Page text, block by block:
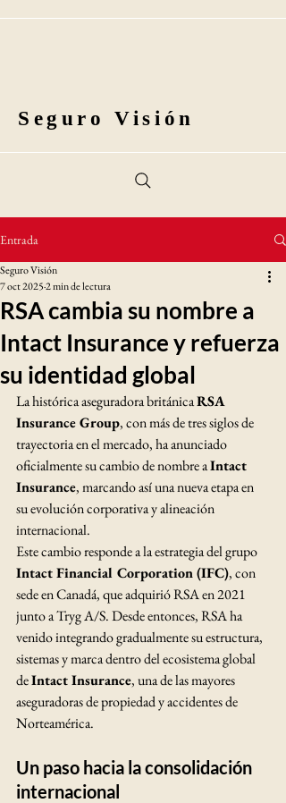
Seguro Visión
Entrada
RSA cambia su nombre a
Intact Insurance y refuerza
su identidad global
Seguro Visión
7 oct 20252 min de lectura
La histórica aseguradora británica RSA
Insurance Group, con más de tres siglos de
trayectoria en el mercado, ha anunciado
oficialmente su cambio de nombre a Intact
Insurance, marcando así una nueva etapa en
su evolución corporativa y alineación
internacional.
Este cambio responde a la estrategia del grupo
Intact Financial Corporation (IFC), con
sede en Canadá, que adquirió RSA en 2021
junto a Tryg A/S. Desde entonces, RSA ha
venido integrando gradualmente su estructura,
sistemas y marca dentro del ecosistema global
de Intact Insurance, una de las mayores
aseguradoras de propiedad y accidentes de
Norteamérica.
Un paso hacia la consolidación
internacional